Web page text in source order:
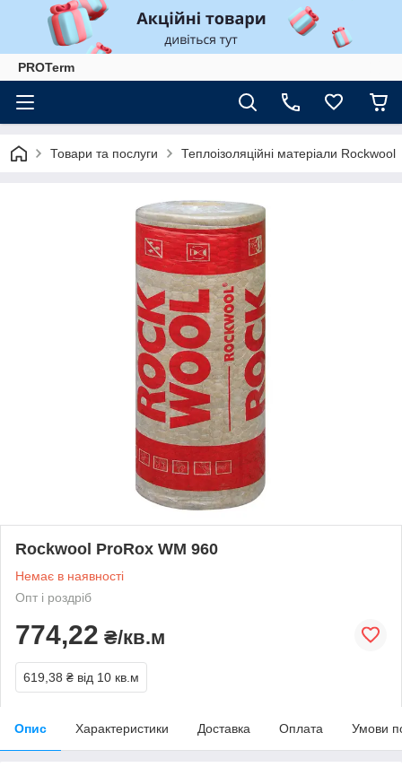
PROTerm
Товари та послуги Теплоізоляційні матеріали Rockwool
Rockwool ProRox WM 960
Немає в наявності
Опт і роздріб
774,22 ₴/кв.м
619,38 ₴ від 10 кв.м
Опис Характеристики Доставка Оплата Умови